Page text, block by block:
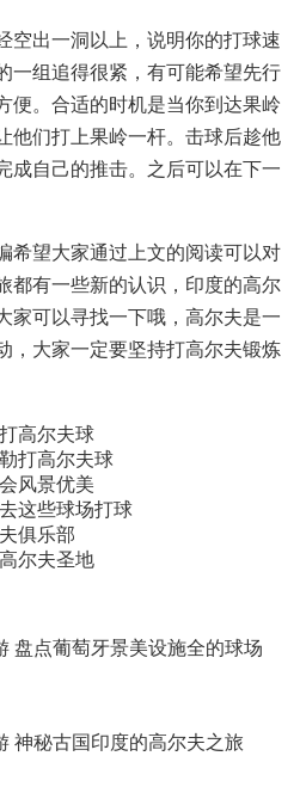
空出一洞以上，说明你的打球速
一组追得很紧，有可能希望先行
便。合适的时机是当你到达果岭
他们打上果岭一杆。击球后趁他
成自己的推击。之后可以在下一
希望大家通过上文的阅读可以对
都有一些新的认识，印度的高尔
家可以寻找一下哦，高尔夫是一
，大家一定要坚持打高尔夫锻炼
高尔夫球
打高尔夫球
风景优美
这些球场打球
俱乐部
尔夫圣地
盘点葡萄牙景美设施全的球场
神秘古国印度的高尔夫之旅